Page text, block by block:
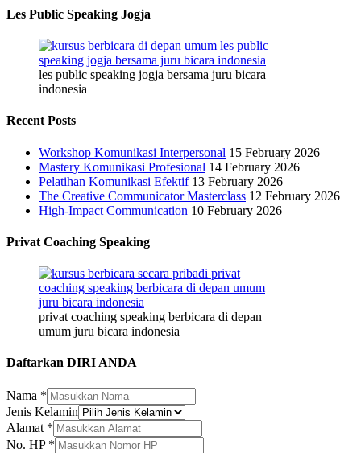
Les Public Speaking Jogja
les public speaking jogja bersama juru bicara
indonesia
Recent Posts
Workshop Komunikasi Interpersonal 15 February 2026
Mastery Komunikasi Profesional 14 February 2026
Pelatihan Komunikasi Efektif 13 February 2026
The Creative Communicator Masterclass 12 February 2026
High-Impact Communication 10 February 2026
Privat Coaching Speaking
privat coaching speaking berbicara di depan
umum juru bicara indonesia
Daftarkan DIRI ANDA
Nama *
Jenis Kelamin
Alamat *
No. HP *